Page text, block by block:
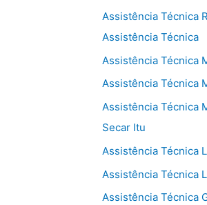
Assistência Técnica
Assistência Técnica
Assistência Técnica
Assistência Técnica
Assistência Técnica
Secar Itu
Assistência Técnica
Assistência Técnica
Assistência Técnica